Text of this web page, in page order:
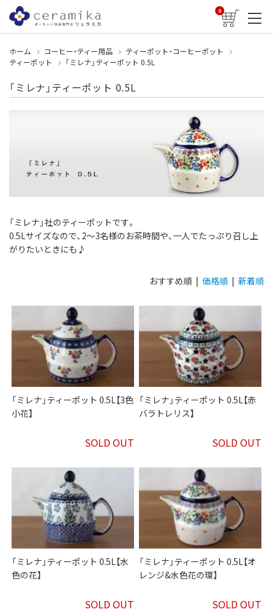
0
ホーム コーヒー・ティー用品
ティーポット・コーヒーポット
ティーポット
「ミレナ」ティーポット 0.5L
「ミレナ」ティーポット 0.5L
「ミレナ」社のティーポットです。
0.5Lサイズなので、2～3名様のお茶時間や、一人でたっぷり召し上
がりたいときにも♪
おすすめ順 | 価格順 | 新着順
「ミレナ」ティーポット 0.5L【3色
小花】
SOLD OUT
「ミレナ」ティーポット 0.5L【赤
バラトレリス】
SOLD OUT
「ミレナ」ティーポット 0.5L【水
色の花】
SOLD OUT
「ミレナ」ティーポット 0.5L【オ
レンジ&水色花の環】
SOLD OUT